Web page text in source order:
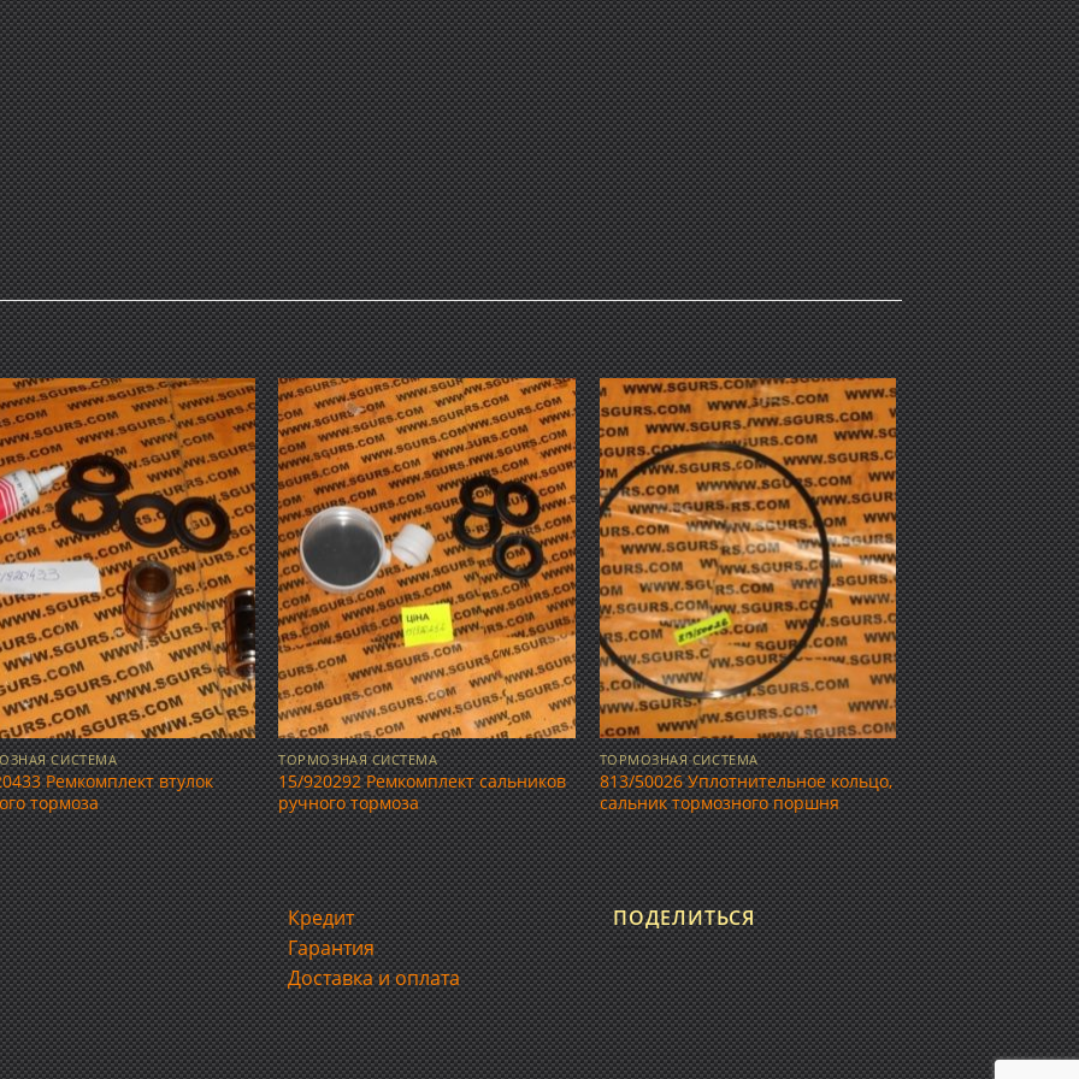
Добавить
в список
желаний
СИСТЕМА
Ремкомплект втулок
тормоза
Добавить
в список
желаний
ТОРМОЗНАЯ СИСТЕМА
15/920292 Ремкомплект сальников
ручного тормоза
Добавить
в список
желаний
ТОРМОЗНАЯ СИСТЕМА
813/50026 Уплотнительное кольцо,
сальник тормозного поршня
Кредит
Гарантия
Доставка и оплата
ПОДЕЛИТЬСЯ